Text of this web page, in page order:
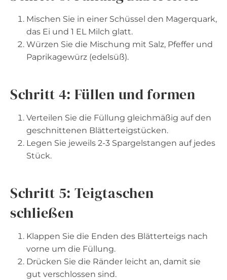
Mischen Sie in einer Schüssel den Magerquark,
das Ei und 1 EL Milch glatt.
Würzen Sie die Mischung mit Salz, Pfeffer und
Paprikagewürz (edelsüß).
Schritt 4: Füllen und formen
Verteilen Sie die Füllung gleichmäßig auf den
geschnittenen Blätterteigstücken.
Legen Sie jeweils 2-3 Spargelstangen auf jedes
Stück.
Schritt 5: Teigtaschen
schließen
Klappen Sie die Enden des Blätterteigs nach
vorne um die Füllung.
Drücken Sie die Ränder leicht an, damit sie
gut verschlossen sind.